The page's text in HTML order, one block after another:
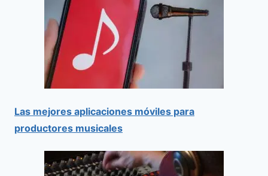
Las mejores aplicaciones móviles para
productores musicales